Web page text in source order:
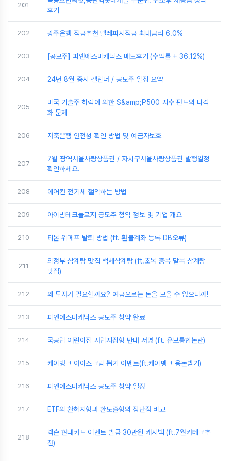
201
후기
202 광주은행 적금추천 텔레파시적금 최대금리 6.0%
203 [공모주] 피앤에스미캐닉스 매도후기 (수익률 + 36.12%)
204 24년 8월 증시 캘린더 / 공모주 일정 요약
205
미국 기술주 하락에 의한 S&amp;P500 지수 펀드의 다각
화 문제
206 저축은행 안전성 확인 방법 및 예금자보호
207
7월 광역서울사랑상품권 / 자치구서울사랑상품권 발행일정
확인하세요.
208 에어컨 전기세 절약하는 방법
209 아이빔테크놀로지 공모주 청약 정보 및 기업 개요
210 티몬 위메프 탈퇴 방법 (ft. 환불계좌 등록 DB오류)
211
의정부 삼계탕 맛집 백세삼계탕 (ft.초복 중복 말복 삼계탕
맛집)
212 왜 투자가 필요할까요? 예금으로는 돈을 모을 수 없으니까!
213 피앤에스미캐닉스 공모주 청약 완료
214 국공립 어린이집 사립지정형 반대 서명 (ft. 유보통합논란)
215 케이뱅크 아이스크림 뽑기 이벤트(ft.케이뱅크 용돈받기)
216 피앤에스미캐닉스 공모주 청약 일정
217 ETF의 환헤지형과 환노출형의 장단점 비교
218
넥슨 현대카드 이벤트 발급 30만원 캐시백 (ft.7월카테크추
천)